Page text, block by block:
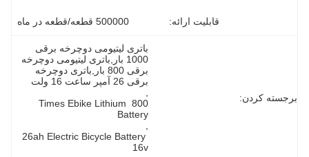
قابلیت ارائه: 500000 قطعه/قطعه در ماه
برجسته کردن:
برقی 26 آمپر ساعت 16 ولت
800 Times Ebike Lithium
Battery
26ah Electric Bicycle Battery
16v